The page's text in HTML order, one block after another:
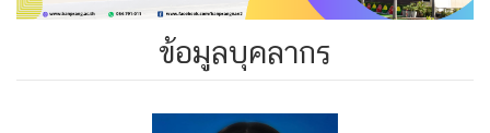
ข้อมูลบุคลากร